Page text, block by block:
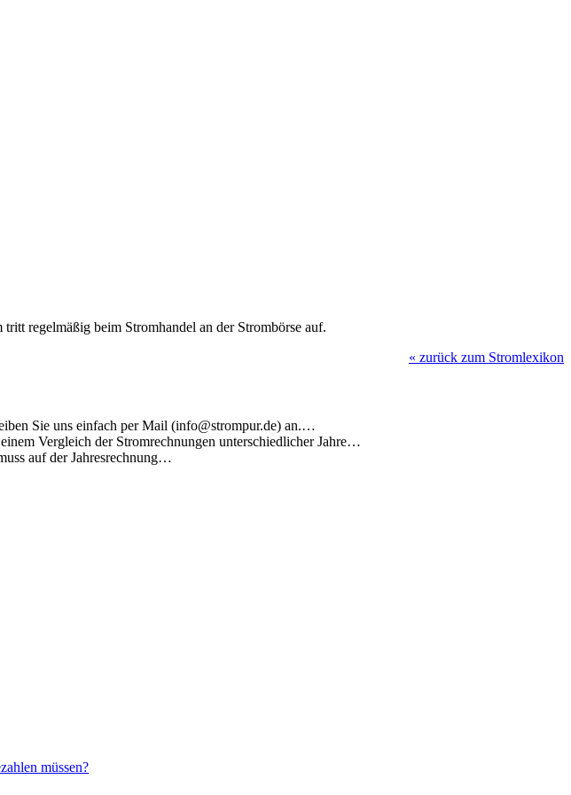
regelmäßig beim Stromhandel an der Strombörse auf.
« zurück zum Stromlexikon
Sie uns einfach per Mail (info@strompur.de) an.…
Vergleich der Stromrechnungen unterschiedlicher Jahre…
auf der Jahresrechnung…
müssen?